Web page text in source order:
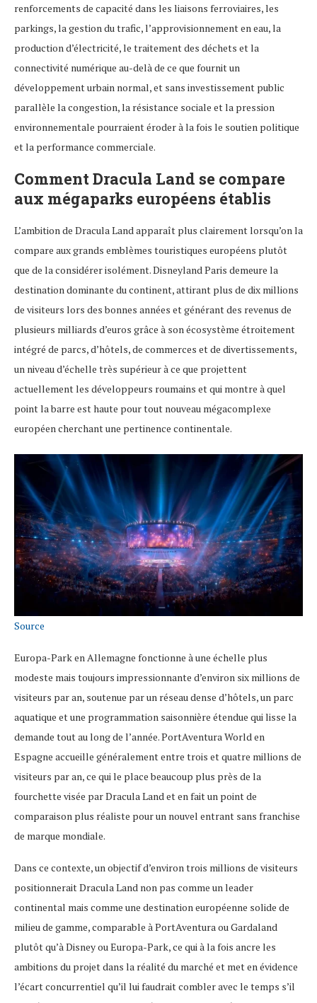
renforcements de capacité dans les liaisons ferroviaires, les
parkings, la gestion du trafic, l’approvisionnement en eau, la
production d’électricité, le traitement des déchets et la
connectivité numérique au-delà de ce que fournit un
développement urbain normal, et sans investissement public
parallèle la congestion, la résistance sociale et la pression
environnementale pourraient éroder à la fois le soutien politique
et la performance commerciale.
Comment Dracula Land se compare
aux mégaparks européens établis
L’ambition de Dracula Land apparaît plus clairement lorsqu’on la
compare aux grands emblèmes touristiques européens plutôt
que de la considérer isolément. Disneyland Paris demeure la
destination dominante du continent, attirant plus de dix millions
de visiteurs lors des bonnes années et générant des revenus de
plusieurs milliards d’euros grâce à son écosystème étroitement
intégré de parcs, d’hôtels, de commerces et de divertissements,
un niveau d’échelle très supérieur à ce que projettent
actuellement les développeurs roumains et qui montre à quel
point la barre est haute pour tout nouveau mégacomplexe
européen cherchant une pertinence continentale.
Source
Europa-Park en Allemagne fonctionne à une échelle plus
modeste mais toujours impressionnante d’environ six millions de
visiteurs par an, soutenue par un réseau dense d’hôtels, un parc
aquatique et une programmation saisonnière étendue qui lisse la
demande tout au long de l’année. PortAventura World en
Espagne accueille généralement entre trois et quatre millions de
visiteurs par an, ce qui le place beaucoup plus près de la
fourchette visée par Dracula Land et en fait un point de
comparaison plus réaliste pour un nouvel entrant sans franchise
de marque mondiale.
Dans ce contexte, un objectif d’environ trois millions de visiteurs
positionnerait Dracula Land non pas comme un leader
continental mais comme une destination européenne solide de
milieu de gamme, comparable à PortAventura ou Gardaland
plutôt qu’à Disney ou Europa-Park, ce qui à la fois ancre les
ambitions du projet dans la réalité du marché et met en évidence
l’écart concurrentiel qu’il lui faudrait combler avec le temps s’il